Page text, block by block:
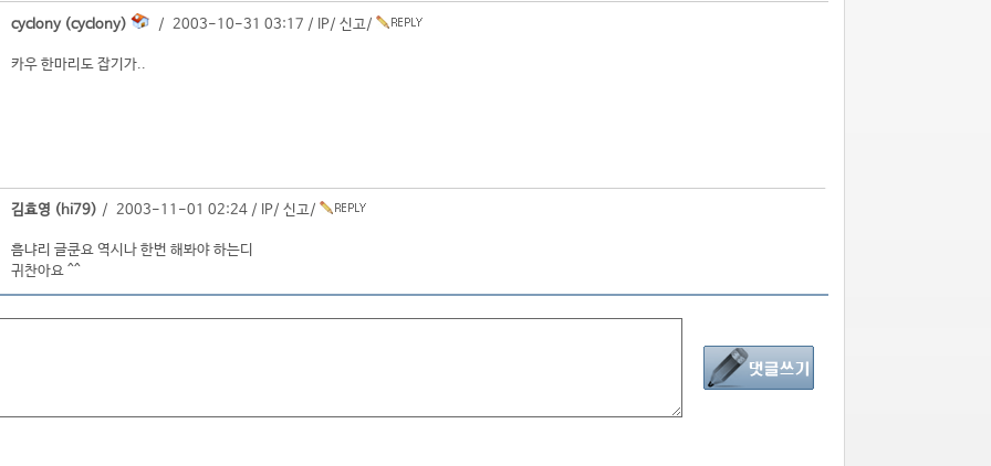
cyclony (cyclony) / 2003-10-31 03:17 / IP/ 신고/
카우 한마리도 잡기가..
김효영 (hi79) / 2003-11-01 02:24 / IP/ 신고/
흠냐리 글쿤요 역시나 한번 해봐야 하는디
귀찬아요 ^^